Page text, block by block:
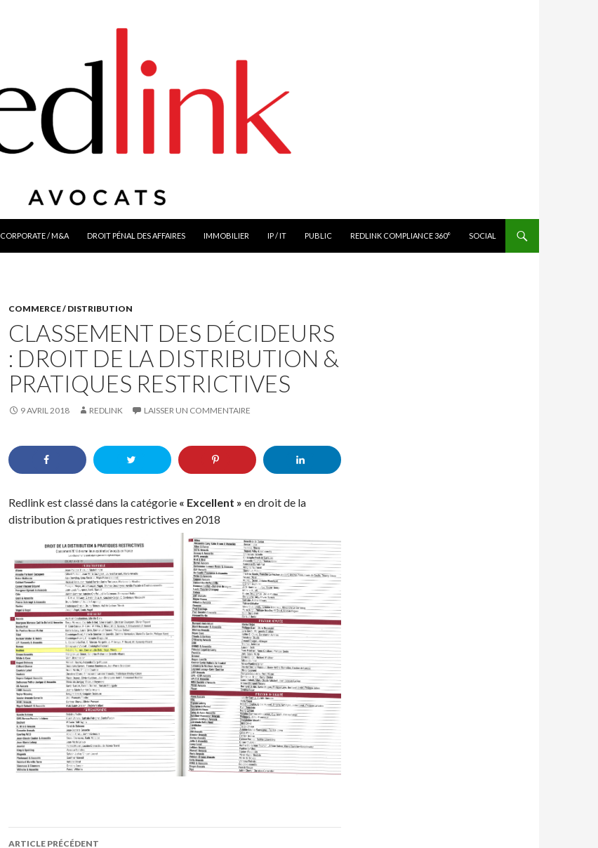
CORPORATE / M&A DROIT PÉNAL DES AFFAIRES IMMOBILIER IP / IT PUBLIC REDLINK COMPLIANCE 360° SOCIAL
COMMERCE / DISTRIBUTION
CLASSEMENT DES DÉCIDEURS
: DROIT DE LA DISTRIBUTION &
PRATIQUES RESTRICTIVES
9 AVRIL 2018 REDLINK LAISSER UN COMMENTAIRE
Redlink est classé dans la catégorie « Excellent » en droit de la
distribution & pratiques restrictives en 2018
Navigation
ARTICLE PRÉCÉDENT